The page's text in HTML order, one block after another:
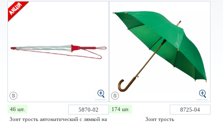
46 шт.
5870-02
Зонт трость автоматический с лямкой на
174 шт.
8725-04
Зонт трость